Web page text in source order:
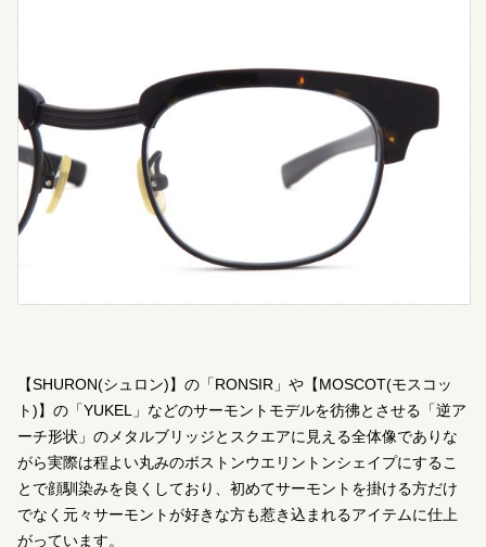
【SHURON(シュロン)】の「RONSIR」や【MOSCOT(モスコッ
ト)】の「YUKEL」などのサーモントモデルを彷彿とさせる「逆ア
ーチ形状」のメタルブリッジとスクエアに見える全体像でありな
がら実際は程よい丸みのボストンウエリントンシェイプにするこ
とで顔馴染みを良くしており、初めてサーモントを掛ける方だけ
でなく元々サーモントが好きな方も惹き込まれるアイテムに仕上
がっています。